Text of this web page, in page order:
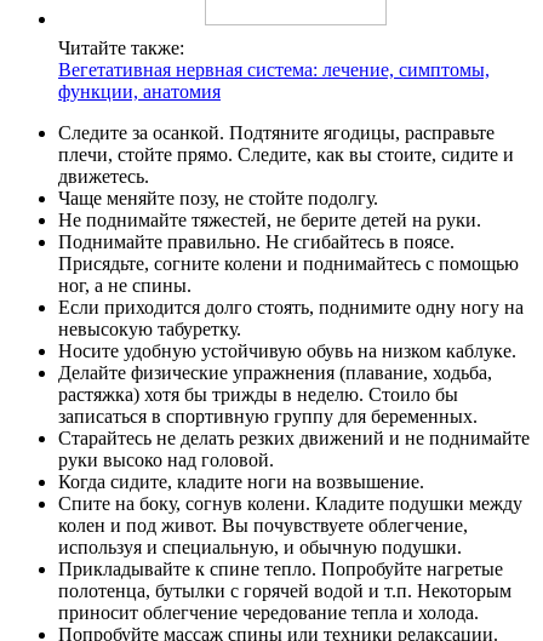
Читайте также:
Вегетативная нервная система: лечение, симптомы,
функции, анатомия
Следите за осанкой. Подтяните ягодицы, расправьте
плечи, стойте прямо. Следите, как вы стоите, сидите и
движетесь.
Чаще меняйте позу, не стойте подолгу.
Не поднимайте тяжестей, не берите детей на руки.
Поднимайте правильно. Не сгибайтесь в поясе.
Присядьте, согните колени и поднимайтесь с помощью
ног, а не спины.
Если приходится долго стоять, поднимите одну ногу на
невысокую табуретку.
Носите удобную устойчивую обувь на низком каблуке.
Делайте физические упражнения (плавание, ходьба,
растяжка) хотя бы трижды в неделю. Стоило бы
записаться в спортивную группу для беременных.
Старайтесь не делать резких движений и не поднимайте
руки высоко над головой.
Когда сидите, кладите ноги на возвышение.
Спите на боку, согнув колени. Кладите подушки между
колен и под живот. Вы почувствуете облегчение,
используя и специальную, и обычную подушки.
Прикладывайте к спине тепло. Попробуйте нагретые
полотенца, бутылки с горячей водой и т.п. Некоторым
приносит облегчение чередование тепла и холода.
Попробуйте массаж спины или техники релаксации.